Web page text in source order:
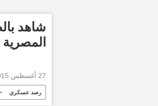
شاهد
المصرية
27 أغسطس 2015, 22:13 GMT
رصد عسكري